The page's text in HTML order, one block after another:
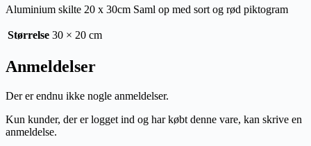
Aluminium skilte 20 x 30cm Saml op med sort og rød piktogram
Størrelse 30 × 20 cm
Anmeldelser
Der er endnu ikke nogle anmeldelser.
Kun kunder, der er logget ind og har købt denne vare, kan skrive en
anmeldelse.